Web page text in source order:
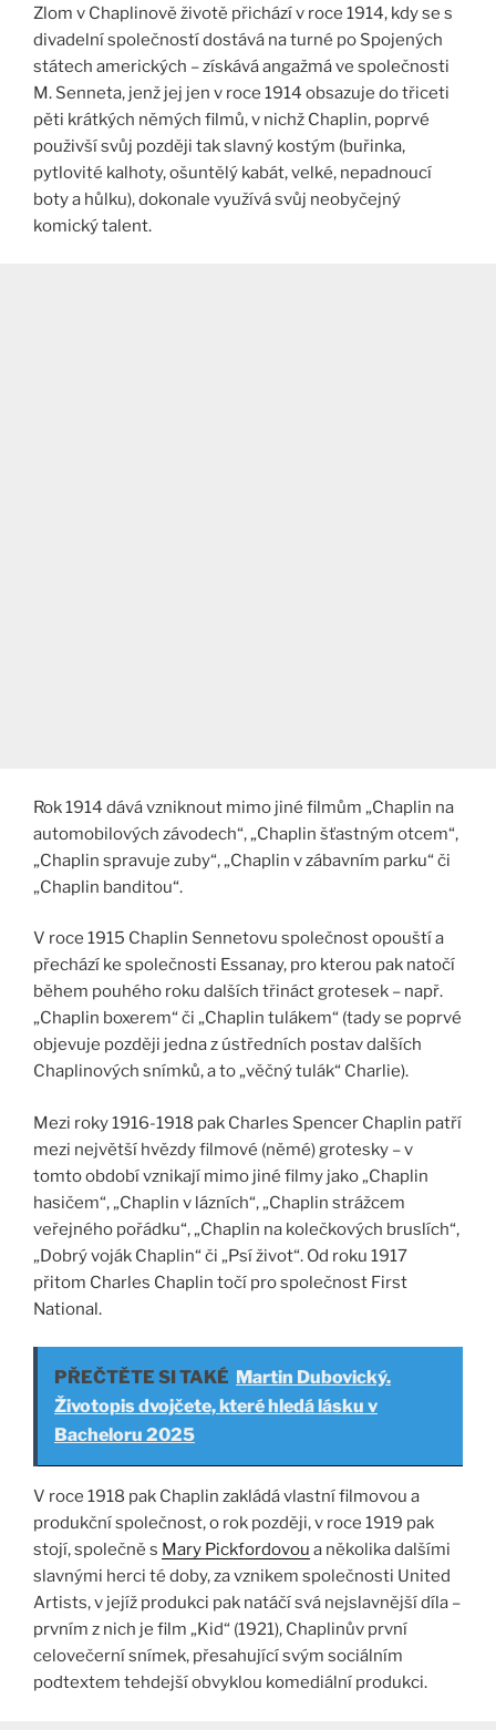
Zlom v Chaplinově životě přichází v roce 1914, kdy se s
divadelní společností dostává na turné po Spojených
státech amerických – získává angažmá ve společnosti
M. Senneta, jenž jej jen v roce 1914 obsazuje do třiceti
pěti krátkých němých filmů, v nichž Chaplin, poprvé
použivší svůj později tak slavný kostým (buřinka,
pytlovité kalhoty, ošuntělý kabát, velké, nepadnoucí
boty a hůlku), dokonale využívá svůj neobyčejný
komický talent.
Rok 1914 dává vzniknout mimo jiné filmům „Chaplin na
automobilových závodech“, „Chaplin šťastným otcem“,
„Chaplin spravuje zuby“, „Chaplin v zábavním parku“ či
„Chaplin banditou“.
V roce 1915 Chaplin Sennetovu společnost opouští a
přechází ke společnosti Essanay, pro kterou pak natočí
během pouhého roku dalších třináct grotesek – např.
„Chaplin boxerem“ či „Chaplin tulákem“ (tady se poprvé
objevuje později jedna z ústředních postav dalších
Chaplinových snímků, a to „věčný tulák“ Charlie).
Mezi roky 1916-1918 pak Charles Spencer Chaplin patří
mezi největší hvězdy filmové (němé) grotesky – v
tomto období vznikají mimo jiné filmy jako „Chaplin
hasičem“, „Chaplin v lázních“, „Chaplin strážcem
veřejného pořádku“, „Chaplin na kolečkových bruslích“,
„Dobrý voják Chaplin“ či „Psí život“. Od roku 1917
přitom Charles Chaplin točí pro společnost First
National.
PŘEČTĚTE SI TAKÉ Martin Dubovický.
Životopis dvojčete, které hledá lásku v
Bacheloru 2025
V roce 1918 pak Chaplin zakládá vlastní filmovou a
produkční společnost, o rok později, v roce 1919 pak
stojí, společně s Mary Pickfordovou a několika dalšími
slavnými herci té doby, za vznikem společnosti United
Artists, v jejíž produkci pak natáčí svá nejslavnější díla –
prvním z nich je film „Kid“ (1921), Chaplinův první
celovečerní snímek, přesahující svým sociálním
podtextem tehdejší obvyklou komediální produkci.